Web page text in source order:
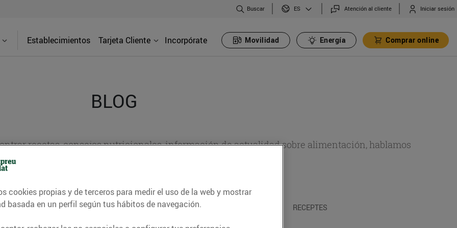
Buscar ES Atención al cliente Iniciar sesión
Establecimientos Tarjeta Cliente Incorpórate Movilidad Energía Comprar online
BLOG
recetas, consejos nutricionales, información de actualidad sobre alimentación, hablamos
gastronomía de nuestro territorio y muchos otros temas.
CONSELLS I HÀBITS SALUDABLES ENERGIA GASTRONOMIA I TRADICIONS RECEPTES
cookies propias y de terceros para medir el uso de la web y mostrar
basada en un perfil según tus hábitos de navegación.